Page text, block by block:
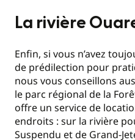
La rivière
Enfin, si vous n’avez
de prédilection pour
nous vous conseillons
le parc régional de la
offre un service de
endroits : sur la rivière
Suspendu et de Grand-